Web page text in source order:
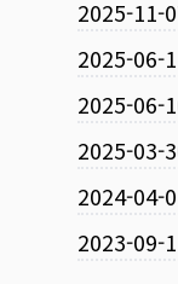
2025-11-
2025-06-
2025-06-
2025-03-
2024-04-
2023-09-